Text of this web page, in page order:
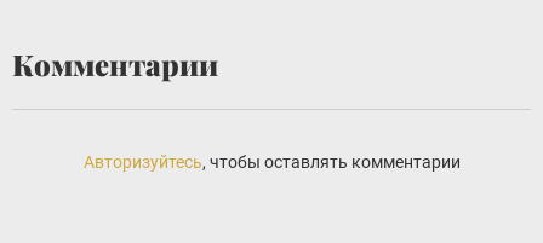
Комментарии
Авторизуйтесь, чтобы оставлять комментарии